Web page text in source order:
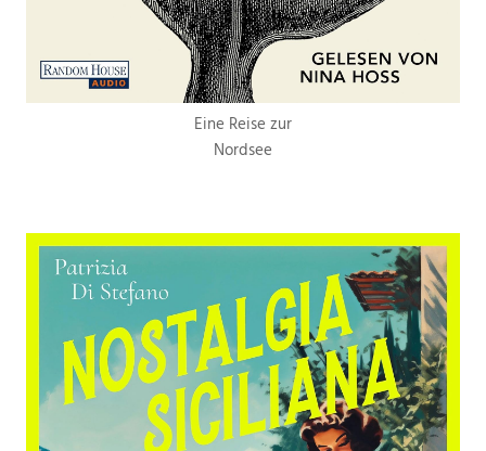
Eine Reise zur
Nordsee